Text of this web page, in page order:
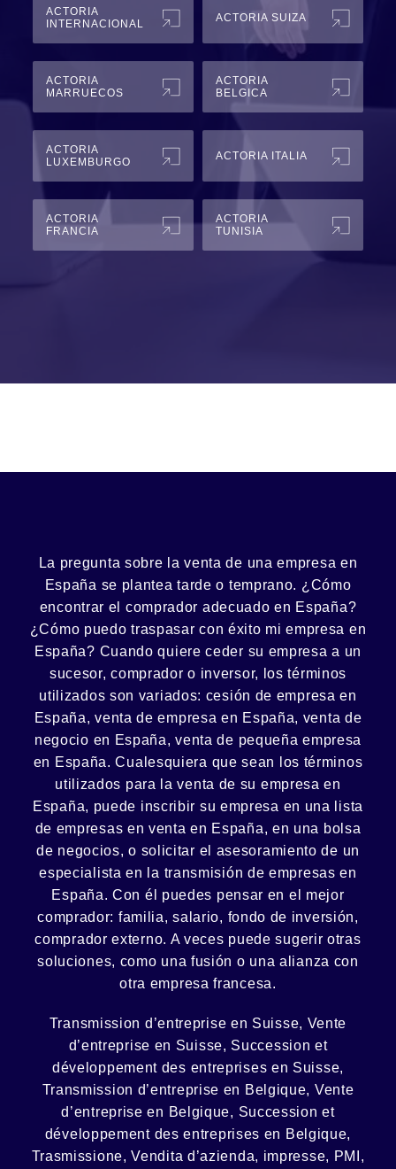
ACTORIA
INTERNACIONAL
ACTORIA SUIZA
ACTORIA
MARRUECOS
ACTORIA
BELGICA
ACTORIA
LUXEMBURGO
ACTORIA ITALIA
ACTORIA
FRANCIA
ACTORIA
TUNISIA
La pregunta sobre la venta de unaempresa en
España se plantea tarde o temprano. ¿Cómo
encontrar el comprador adecuado en España?
¿Cómo puedotraspasar con éxito mi empresa en
España? Cuando quiere ceder su empresa a un
sucesor, comprador o inversor, los términos
utilizados son variados: cesión de empresa en
España, venta de empresa en España, venta de
negocio en España, venta de pequeña empresa
en España. Cualesquiera que sean los términos
utilizados para la venta de su empresa en
España, puede inscribir su empresa en una lista
de empresas en venta en España, en una bolsa
de negocios, o solicitar el asesoramiento de un
especialista en la transmisión de empresas en
España. Con él puedes pensar en el mejor
comprador: familia,salario, fondo de inversión,
comprador externo. A veces puede sugerir otras
soluciones, como una fusión o unaalianza con
otra empresa francesa.
Transmission d’entreprise en Suisse, Vente
d’entreprise en Suisse, Succession et
développement des entreprises en Suisse,
Transmission d’entreprise en Belgique, Vente
d’entreprise en Belgique, Succession et
développement des entreprises en Belgique,
Trasmissione, Vendita d’azienda, impresse, PMI,